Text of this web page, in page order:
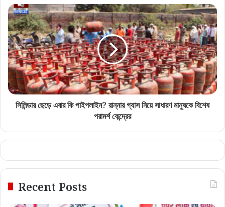
সিলিন্ডার ছেড়ে এবার কি পাইপলাইন? রান্নার গ্যাস নিয়ে সাধারণ মানুষকে বিশেষ
পরামর্শ কেন্দ্রের
Recent Posts